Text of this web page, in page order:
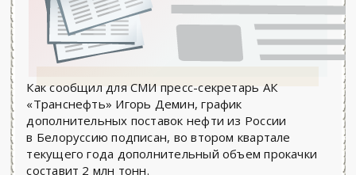
Как сообщил для СМИ пресс-секретарь АК
«Транснефть» Игорь Демин, график
дополнительных поставок нефти из России
в Белоруссию подписан, во втором квартале
текущего года дополнительный объем прокачки
составит 2 млн тонн.